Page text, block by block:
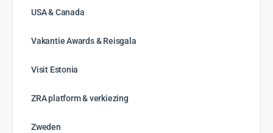
USA & Canada
Vakantie Awards & Reisgala
Visit Estonia
ZRA platform & verkiezing
Zweden